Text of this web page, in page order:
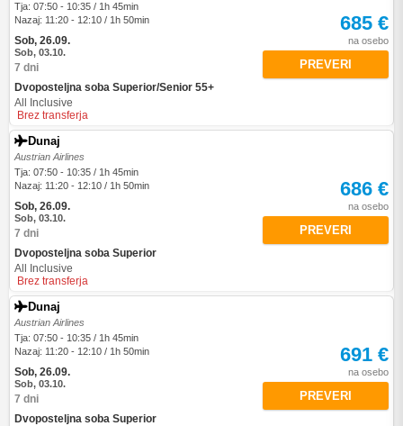
Tja: 07:50 - 10:35 / 1h 45min
Nazaj: 11:20 - 12:10 / 1h 50min
Sob, 26.09.
Sob, 03.10.
7 dni
Dvoposteljna soba Superior/Senior 55+
All Inclusive
Brez transferja
685 €
na osebo
PREVERI
Dunaj
Austrian Airlines
Tja: 07:50 - 10:35 / 1h 45min
Nazaj: 11:20 - 12:10 / 1h 50min
Sob, 26.09.
Sob, 03.10.
7 dni
Dvoposteljna soba Superior
All Inclusive
Brez transferja
686 €
na osebo
PREVERI
Dunaj
Austrian Airlines
Tja: 07:50 - 10:35 / 1h 45min
Nazaj: 11:20 - 12:10 / 1h 50min
Sob, 26.09.
Sob, 03.10.
7 dni
Dvoposteljna soba Superior
691 €
na osebo
PREVERI